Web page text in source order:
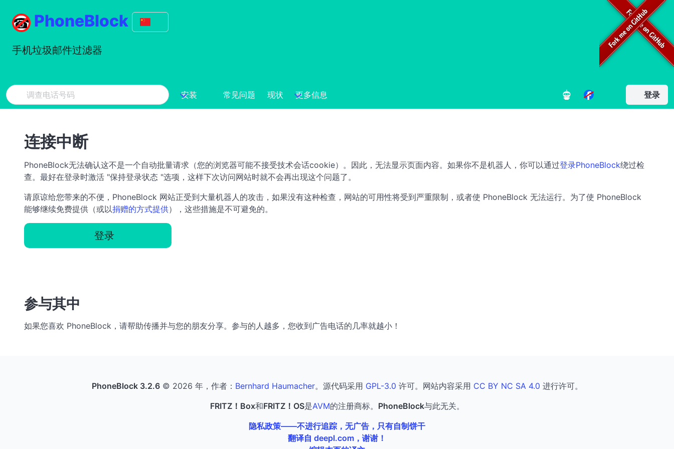
PhoneBlock
手机垃圾邮件过滤器
安装 常见问题 现状 更多信息 登录
连接中断
PhoneBlock无法确认这不是一个自动批量请求（您的浏览器可能不接受技术会话cookie）。因此，无法显示页面内容。如果你不是机器人，你可以通过登录PhoneBlock绕过检
查。最好在登录时激活 "保持登录状态 "选项，这样下次访问网站时就不会再出现这个问题了。
请原谅给您带来的不便，PhoneBlock 网站正受到大量机器人的攻击，如果没有这种检查，网站的可用性将受到严重限制，或者使 PhoneBlock 无法运行。为了使 PhoneBlock
能够继续免费提供（或以捐赠的方式提供），这些措施是不可避免的。
登录
参与其中
如果您喜欢 PhoneBlock，请帮助传播并与您的朋友分享。参与的人越多，您收到广告电话的几率就越小！
PhoneBlock 3.2.6© 2026 年，作者： Bernhard Haumacher。源代码采用 GPL-3.0 许可。网站内容采用 CC BY NC SA 4.0 进行许可。
FRITZ！Box和FRITZ！OS是AVM的注册商标。 PhoneBlock与此无关。
隐私政策——不进行追踪，无广告，只有自制饼干
翻译自 deepl.com，谢谢！